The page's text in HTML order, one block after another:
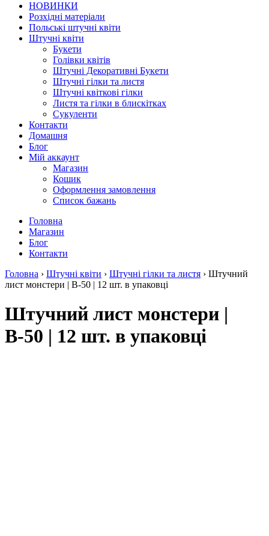
НОВИНКИ
Розхідні матеріали
Польські штучні квіти
Штучні квіти
Букети
Голівки квітів
Штучні Декоративні Букети
Штучні гілки та листя
Штучні квіткові гілки
Листя та гілки в блискітках
Сукуленти
Контакти
Домашня
Блог
Мій аккаунт
Магазин
Кошик
Оформлення замовлення
Список бажань
Головна
Магазин
Блог
Контакти
Головна › Штучні квіти › Штучні гілки та листя › Штучний
лист монстери | В-50 | 12 шт. в упаковці
Штучний лист монстери |
В-50 | 12 шт. в упаковці